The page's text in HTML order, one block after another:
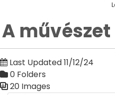
A
Last Updated 11/12/24
0 Folders
20 Images